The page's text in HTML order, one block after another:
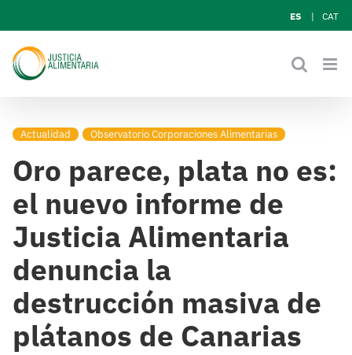
to
content
ES CAT
Actualidad Observatorio Corporaciones Alimentarias
Oro parece, plata no es:
el nuevo informe de
Justicia Alimentaria
denuncia la
destrucción masiva de
plátanos de Canarias